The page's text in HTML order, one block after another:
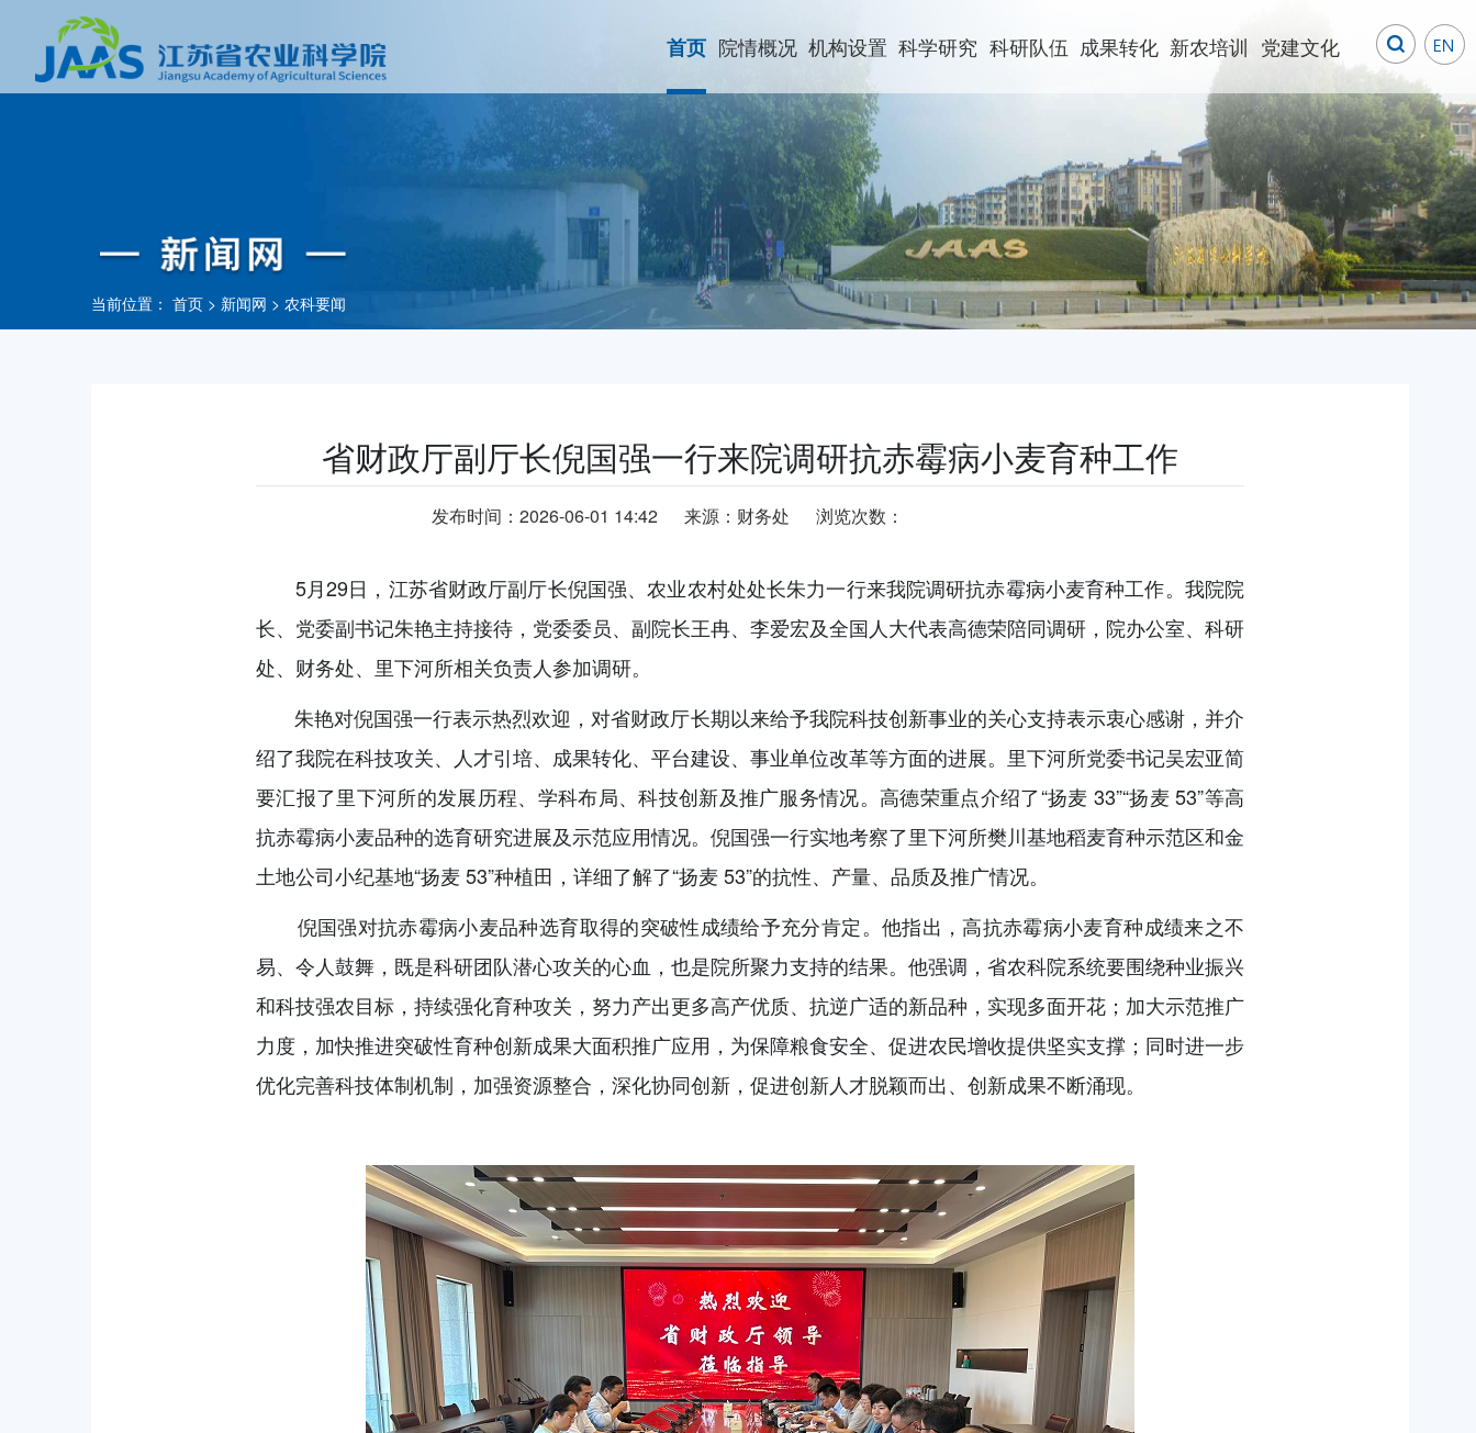
首页 院情概况 机构设置 科学研究 科研队伍 成果转化 新农培训 党建文化
当前位置： 首页 > 新闻网 > 农科要闻
省财政厅副厅长倪国强一行来院调研抗赤霉病小麦育种工作
发布时间：2026-06-01 14:42 来源：财务处 浏览次数：
5月29日，江苏省财政厅副厅长倪国强、农业农村处处长朱力一行来我院调研抗赤霉病小麦育种工作。我院院
长、党委副书记朱艳主持接待，党委委员、副院长王冉、李爱宏及全国人大代表高德荣陪同调研，院办公室、科研
处、财务处、里下河所相关负责人参加调研。
朱艳对倪国强一行表示热烈欢迎，对省财政厅长期以来给予我院科技创新事业的关心支持表示衷心感谢，并介
绍了我院在科技攻关、人才引培、成果转化、平台建设、事业单位改革等方面的进展。里下河所党委书记吴宏亚简
要汇报了里下河所的发展历程、学科布局、科技创新及推广服务情况。高德荣重点介绍了“扬麦 33”“扬麦 53”等高
抗赤霉病小麦品种的选育研究进展及示范应用情况。倪国强一行实地考察了里下河所樊川基地稻麦育种示范区和金
土地公司小纪基地“扬麦 53”种植田，详细了解了“扬麦 53”的抗性、产量、品质及推广情况。
倪国强对抗赤霉病小麦品种选育取得的突破性成绩给予充分肯定。他指出，高抗赤霉病小麦育种成绩来之不
易、令人鼓舞，既是科研团队潜心攻关的心血，也是院所聚力支持的结果。他强调，省农科院系统要围绕种业振兴
和科技强农目标，持续强化育种攻关，努力产出更多高产优质、抗逆广适的新品种，实现多面开花；加大示范推广
力度，加快推进突破性育种创新成果大面积推广应用，为保障粮食安全、促进农民增收提供坚实支撑；同时进一步
优化完善科技体制机制，加强资源整合，深化协同创新，促进创新人才脱颖而出、创新成果不断涌现。